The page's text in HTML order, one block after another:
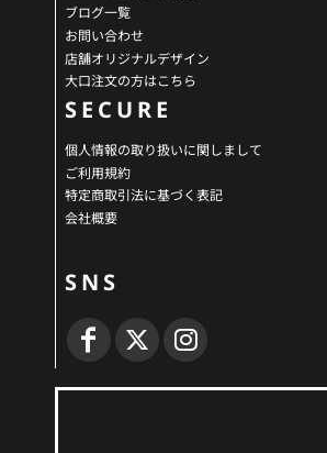
ブログ一覧
お問い合わせ
店舗オリジナルデザイン
大口注文の方はこちら
SECURE
個人情報の取り扱いに関しまして
ご利用規約
特定商取引法に基づく表記
会社概要
SNS